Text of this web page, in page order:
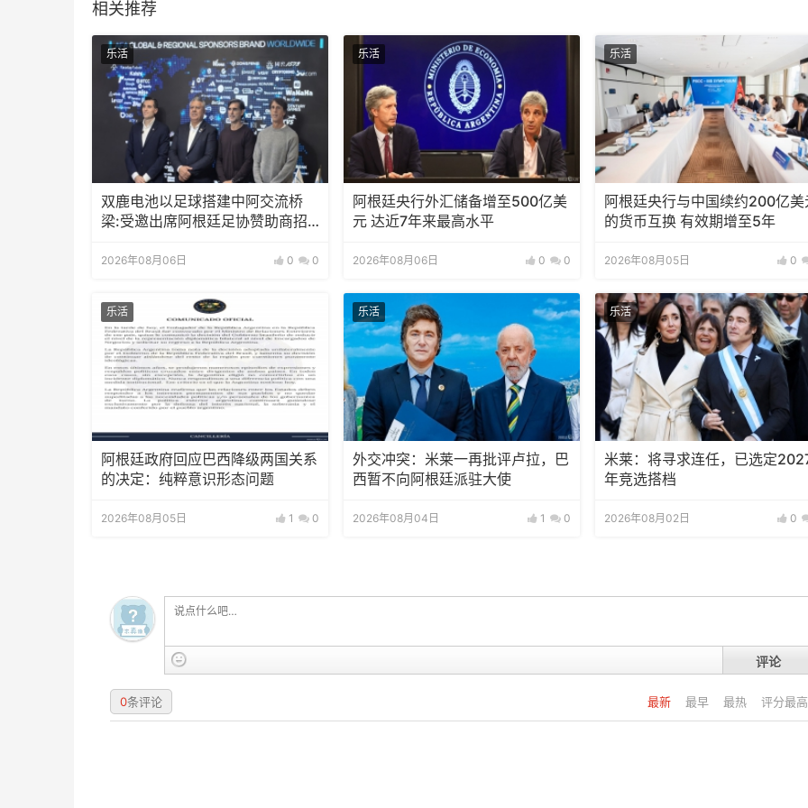
相关推荐
乐活
双鹿电池以足球搭建中阿交流桥
梁:受邀出席阿根廷足协赞助商招
2026年08月06日 0 0
乐活
阿根廷央行外汇储备增至500亿美
元 达近7年来最高水平
2026年08月06日 0 0
乐活
阿根廷央行与中国续约200亿美
的货币互换 有效期增至5年
2026年08月05日 0
乐活
阿根廷政府回应巴西降级两国关系
的决定：纯粹意识形态问题
2026年08月05日 1 0
乐活
外交冲突：米莱一再批评卢拉，巴
西暂不向阿根廷派驻大使
2026年08月04日 1 0
乐活
米莱：将寻求连任，已选定
年竞选搭档
2026年08月02日 0
评论
最新 最早 最热 评分最高
0条评论